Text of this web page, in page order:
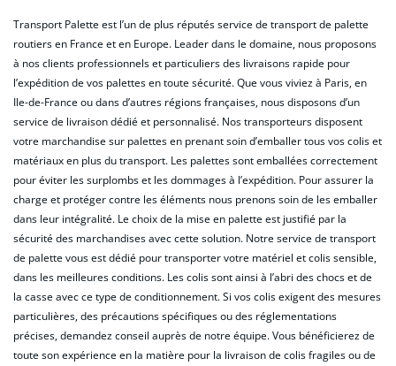
Transport Palette est l’un de plus réputés service de transport de palette
routiers en France et en Europe. Leader dans le domaine, nous proposons
à nos clients professionnels et particuliers des livraisons rapide pour
l’expédition de vos palettes en toute sécurité. Que vous viviez à Paris, en
Ile-de-France ou dans d’autres régions françaises, nous disposons d’un
service de livraison dédié et personnalisé. Nos transporteurs disposent
votre marchandise sur palettes en prenant soin d’emballer tous vos colis et
matériaux en plus du transport. Les palettes sont emballées correctement
pour éviter les surplombs et les dommages à l’expédition. Pour assurer la
charge et protéger contre les éléments nous prenons soin de les emballer
dans leur intégralité. Le choix de la mise en palette est justifié par la
sécurité des marchandises avec cette solution. Notre service de transport
de palette vous est dédié pour transporter votre matériel et colis sensible,
dans les meilleures conditions. Les colis sont ainsi à l’abri des chocs et de
la casse avec ce type de conditionnement. Si vos colis exigent des mesures
particulières, des précautions spécifiques ou des réglementations
précises, demandez conseil auprès de notre équipe. Vous bénéficierez de
toute son expérience en la matière pour la livraison de colis fragiles ou de